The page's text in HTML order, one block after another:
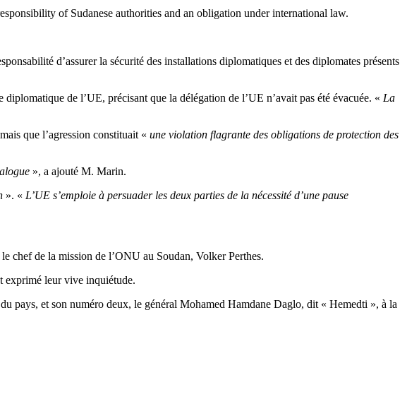
of Sudanese authorities and an obligation under international law.
d’assurer la sécurité des installations diplomatiques et des diplomates présents
de l’UE, précisant que la délégation de l’UE n’avait pas été évacuée. « La
que l’agression constituait « une violation flagrante des obligations de protection des
», a ajouté M. Marin.
». « L’UE s’emploie à persuader les deux parties de la nécessité d’une pause
chef de la mission de l’ONU au Soudan, Volker Perthes.
exprimé leur vive inquiétude.
pays, et son numéro deux, le général Mohamed Hamdane Daglo, dit « Hemedti », à la